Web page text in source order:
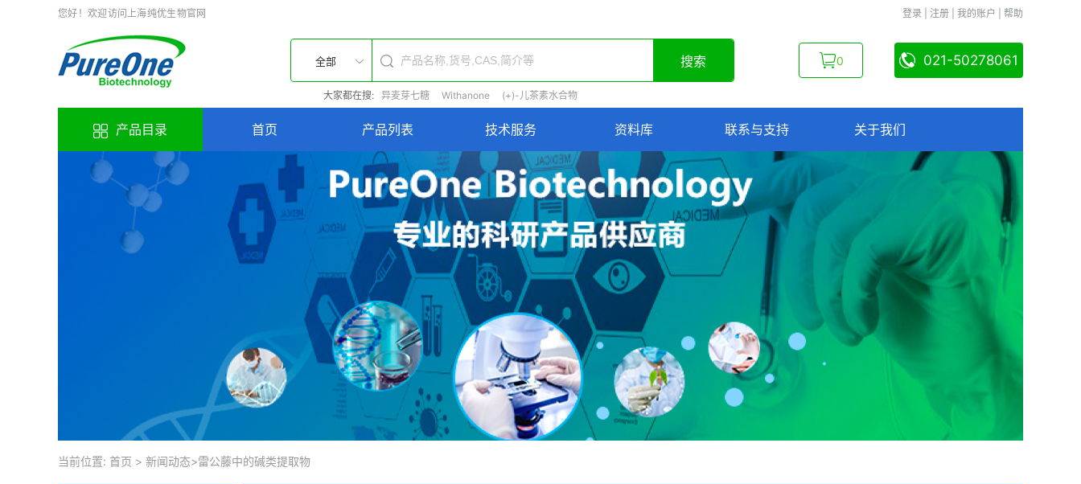
您好！欢迎访问上海纯优生物官网 登录 注册 我的账户 帮助
全部 搜索
大家都在搜: 异麦芽七糖 Withanone (+)-儿茶素水合物
0 021-50278061
产品目录 首页 产品列表 技术服务 资料库 联系与支持 关于我们
当前位置: 首页 > 新闻动态>雷公藤中的碱类提取物